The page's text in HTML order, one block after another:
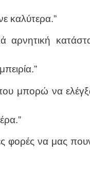
καλύτερα.”
μπορώ να
να μας